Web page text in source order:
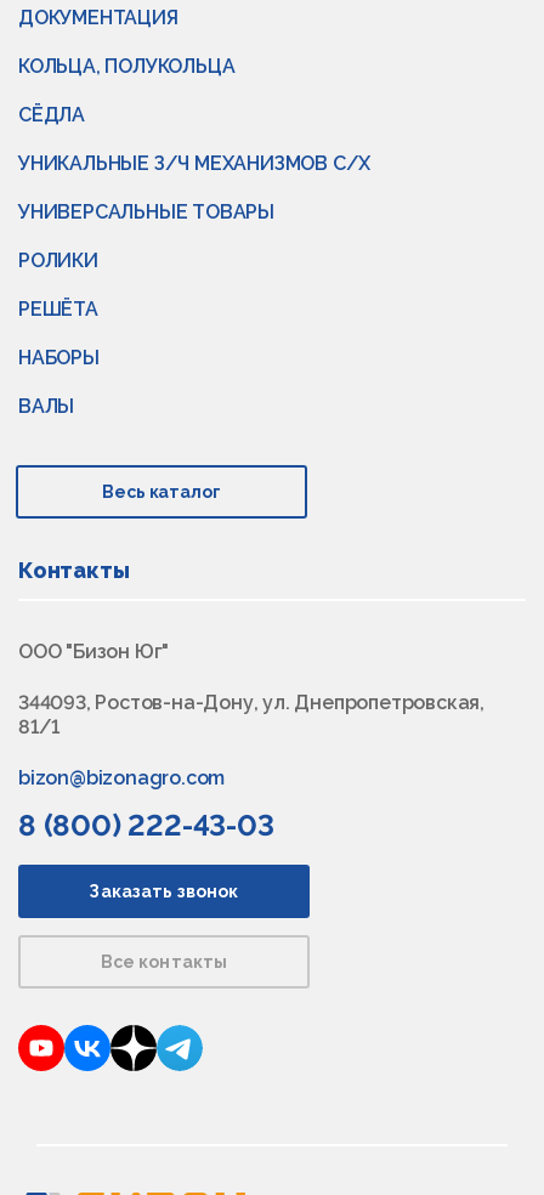
ДОКУМЕНТАЦИЯ
КОЛЬЦА, ПОЛУКОЛЬЦА
СЁДЛА
УНИКАЛЬНЫЕ З/Ч МЕХАНИЗМОВ С/Х
УНИВЕРСАЛЬНЫЕ ТОВАРЫ
РОЛИКИ
РЕШЁТА
НАБОРЫ
ВАЛЫ
Весь каталог
Контакты
ООО "Бизон Юг"
344093, Ростов-на-Дону, ул. Днепропетровская,
81/1
bizon@bizonagro.com
8 (800) 222-43-03
Заказать звонок
Все контакты
YouTubeVKontakte
DzenTelegram